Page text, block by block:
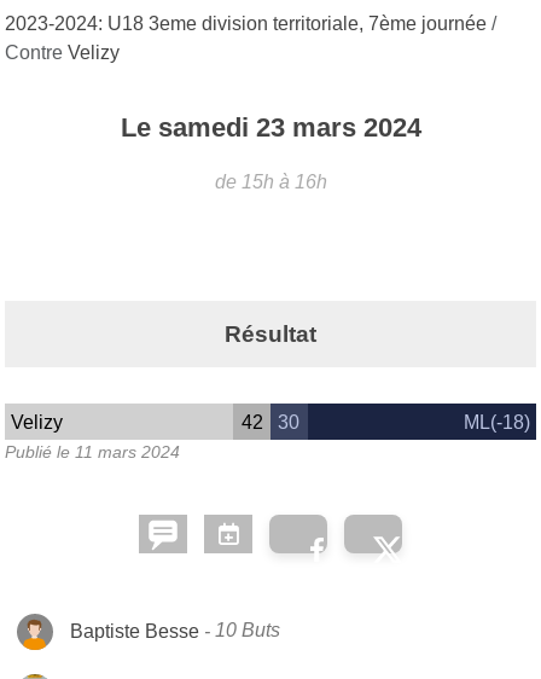
2023-2024: U18 3eme division territoriale, 7ème journée /
Contre Velizy
Le samedi 23 mars 2024
de 15h à 16h
Résultat
Velizy 42 30 ML(-18)
Publié le 11 mars 2024
Baptiste Besse 10 Buts